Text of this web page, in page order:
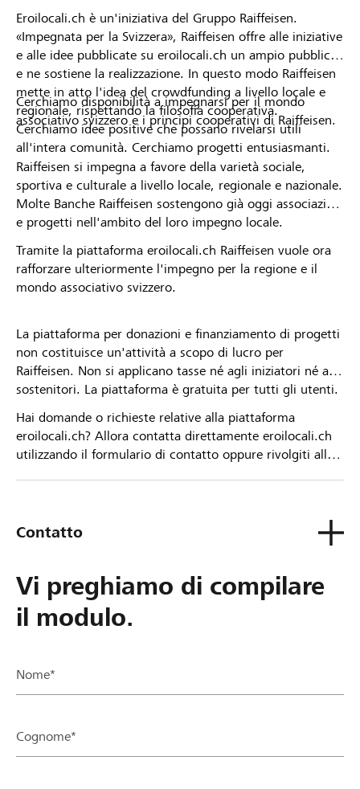
Eroilocali.ch è un'iniziativa del Gruppo Raiffeisen.
«Impegnata per la Svizzera», Raiffeisen offre alle iniziative
e alle idee pubblicate su eroilocali.ch un ampio pubblico
e ne sostiene la realizzazione. In questo modo Raiffeisen
mette in atto l'idea del crowdfunding a livello locale e
regionale, rispettando la filosofia cooperativa.
Cerchiamo idee positive che possano rivelarsi utili
all'intera comunità. Cerchiamo progetti entusiasmanti.
Cerchiamo disponibilità a impegnarsi per il mondo
associativo svizzero e i principi cooperativi di Raiffeisen.
Raiffeisen si impegna a favore della varietà sociale,
sportiva e culturale a livello locale, regionale e nazionale.
Molte Banche Raiffeisen sostengono già oggi associazioni
e progetti nell'ambito del loro impegno locale.
Tramite la piattaforma eroilocali.ch Raiffeisen vuole ora
rafforzare ulteriormente l'impegno per la regione e il
mondo associativo svizzero.
La piattaforma per donazioni e finanziamento di progetti
non costituisce un'attività a scopo di lucro per
Raiffeisen. Non si applicano tasse né agli iniziatori né ai
sostenitori. La piattaforma è gratuita per tutti gli utenti.
Hai domande o richieste relative alla piattaforma
eroilocali.ch? Allora contatta direttamente eroilocali.ch
utilizzando il formulario di contatto oppure rivolgiti alla
Contatto
Vi preghiamo di compilare
il modulo.
Nome*
Cognome*